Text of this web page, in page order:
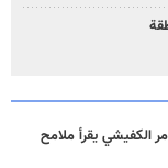
الكفيشي يقرأ ملامح